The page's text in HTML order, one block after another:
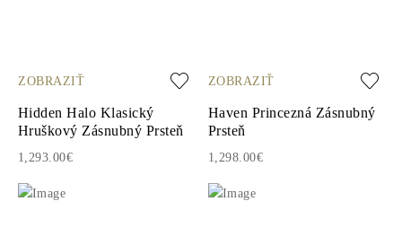
ZOBRAZIŤ
Hidden Halo Klasický
Hruškový Zásnubný Prsteň
1,293.00€
ZOBRAZIŤ
Haven Princezná Zásnubný
Prsteň
1,298.00€